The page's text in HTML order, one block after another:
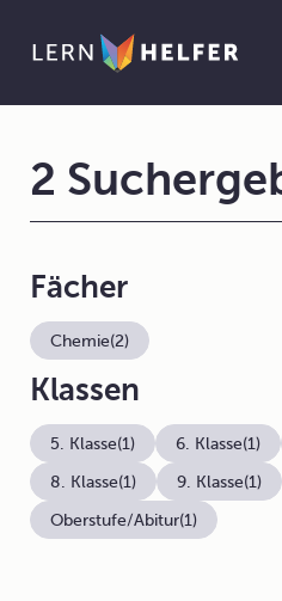
2
Fächer
Chemie(2)
Klassen
5. Klasse(1) 6. Klasse(1)
8. Klasse(1) 9. Klasse(1)
Oberstufe/Abitur(1)